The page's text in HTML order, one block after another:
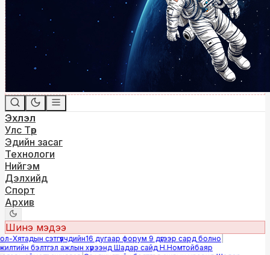
Эхлэл
Улс Төр
Эдийн засаг
Технологи
Нийгэм
Дэлхийд
Спорт
Архив
Шинэ мэдээ
сэтгүүлчдийн16 дугаар форум 9 дүгээр сард болно|
бэлтгэл ажлын хүрээнд Шадар сайд Н.Номтойбаяр